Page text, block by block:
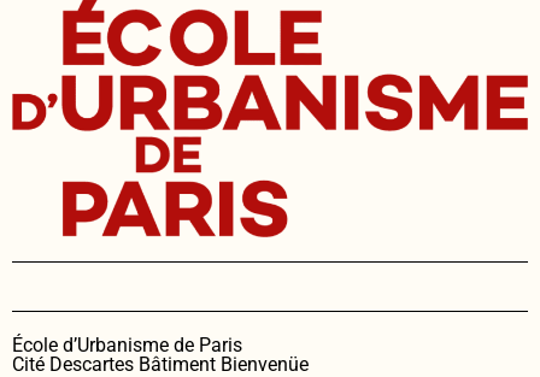
École d’Urbanisme de Paris
Cité Descartes Bâtiment Bienvenüe